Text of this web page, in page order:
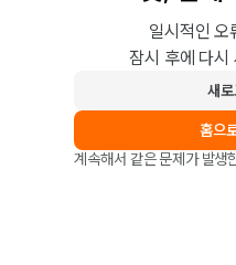
일시적인 오
잠시 후에 다시
새
홈으
계속해서 같은 문제가 발생